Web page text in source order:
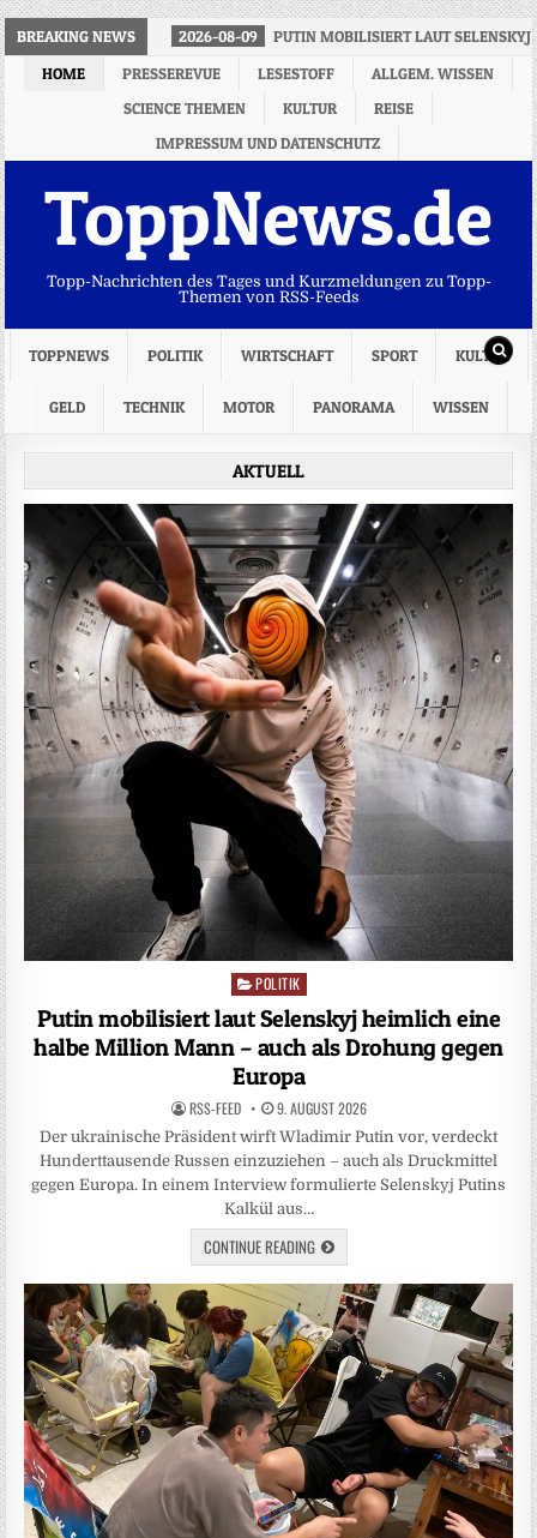
BREAKING NEWS 2026-08-09
PUTIN MOBILISIERT LAUT
HOME
PRESSEREVUE LESESTOFF
ALLGEM. WISSEN
SCIENCE THEMEN
KULTUR
REISE
IMPRESSUM UND DATENSCHUTZ
ToppNews.de
Topp-Nachrichten des Tages und Kurzmeldungen zu Topp-
Themen von RSS-Feeds
TOPPNEWS POLITIK WIRTSCHAFT SPORT KULTUR
GELD TECHNIK MOTOR PANORAMA WISSEN
AKTUELL
Posted
POLITIK
Putin mobilisiert laut Selenskyj heimlich eine
halbe Million Mann – auch als Drohung gegen
Europa
RSS-FEED 9. AUGUST 2026
Der ukrainische Präsident wirft Wladimir Putin vor, verdeckt
Hunderttausende Russen einzuziehen – auch als Druckmittel
gegen Europa. In einem Interview formulierte Selenskyj Putins
Kalkül aus…
CONTINUE READING